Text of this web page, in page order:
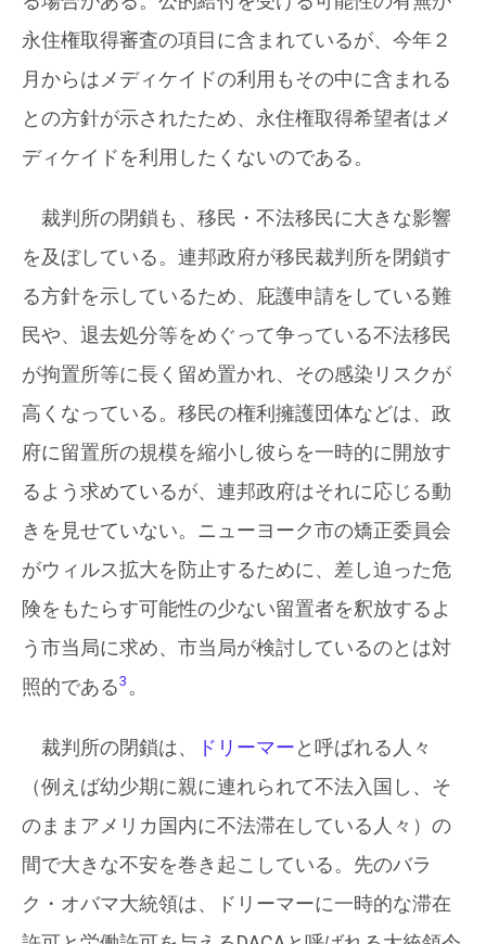
永住権取得審査の項目に含まれているが、今年２
月からはメディケイドの利用もその中に含まれる
との方針が示されたため、永住権取得希望者はメ
ディケイドを利用したくないのである。
裁判所の閉鎖も、移民・不法移民に大きな影響
を及ぼしている。連邦政府が移民裁判所を閉鎖す
る方針を示しているため、庇護申請をしている難
民や、退去処分等をめぐって争っている不法移民
が拘置所等に長く留め置かれ、その感染リスクが
高くなっている。移民の権利擁護団体などは、政
府に留置所の規模を縮小し彼らを一時的に開放す
るよう求めているが、連邦政府はそれに応じる動
きを見せていない。ニューヨーク市の矯正委員会
がウィルス拡大を防止するために、差し迫った危
険をもたらす可能性の少ない留置者を釈放するよ
う市当局に求め、市当局が検討しているのとは対
照的である3 。
裁判所の閉鎖は、 ドリーマーと呼ばれる人々
（例えば幼少期に親に連れられて不法入国し、そ
のままアメリカ国内に不法滞在している人々）の
間で大きな不安を巻き起こしている。先のバラ
ク・オバマ大統領は、ドリーマーに一時的な滞在